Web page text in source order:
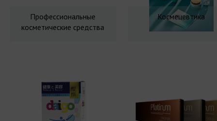
Профессиональные
косметические средства
Космецевтика